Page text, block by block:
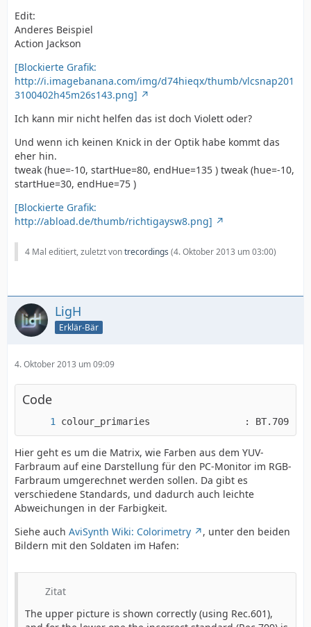
Edit:
Anderes Beispiel
Action Jackson
[Blockierte Grafik:
http://i.imagebanana.com/img/d74hieqx/thumb/vlcsnap201
3100402h45m26s143.png]
Ich kann mir nicht helfen das ist doch Violett oder?
Und wenn ich keinen Knick in der Optik habe kommt das
eher hin.
tweak (hue=-10, startHue=80, endHue=135 ) tweak (hue=-10,
startHue=30, endHue=75 )
[Blockierte Grafik:
http://abload.de/thumb/richtigaysw8.png]
4 Mal editiert, zuletzt vontrecordings (4. Oktober 2013 um 03:00)
LigH
Erklär-Bär
4. Oktober 2013 um 09:09
Code
colour_primaries                 : BT.709-5,
Hier geht es um die Matrix, wie Farben aus dem YUV-
Farbraum auf eine Darstellung für den PC-Monitor im RGB-
Farbraum umgerechnet werden sollen. Da gibt es
verschiedene Standards, und dadurch auch leichte
Abweichungen in der Farbigkeit.
Siehe auch AviSynth Wiki: Colorimetry
, unter den beiden
Bildern mit den Soldaten im Hafen:
Zitat
The upper picture is shown correctly (using Rec.601),